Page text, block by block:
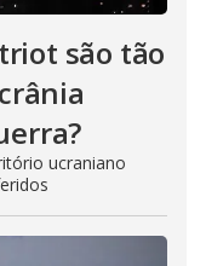
são tão
ucraniano